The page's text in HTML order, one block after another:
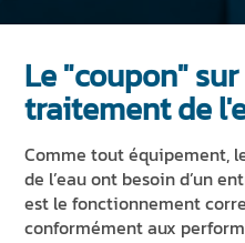
ACTUALITÉS ET
DURABILITÉ
RESSOURCES
FR EN IT DE
Le "coupon"
traitement de
Comme tout équipement,
de l’eau ont besoin d’un
est le fonctionnement
conformément aux